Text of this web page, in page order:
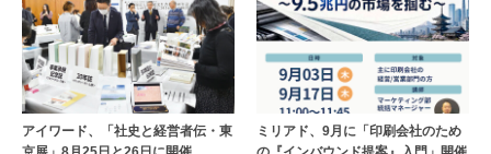
アイワード、「社史と経営者伝・東
ミリアド、9月に「印刷会社のため